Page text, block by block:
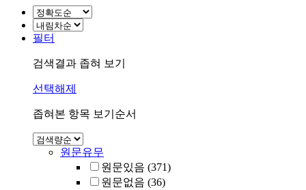
필터
검색결과 좁혀 보기
선택해제
좁혀본 항목 보기순서
원문유무
원문있음 (371)
원문없음 (36)